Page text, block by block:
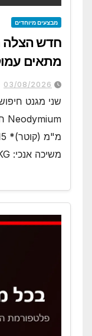
מבצעים מיוחדים
חדש הצלה
מתאים
03/08/2026
משיכה אנכי: 120KG…